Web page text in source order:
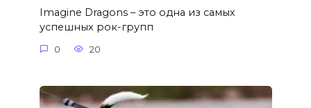
Imagine Dragons – это одна из самых
успешных рок-групп
0 20